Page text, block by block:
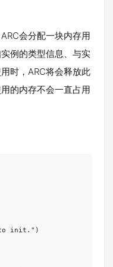
会分配一块内存用
例的类型信息、与实
时，ARC将会释放此
的内存不会一直占用
init.")